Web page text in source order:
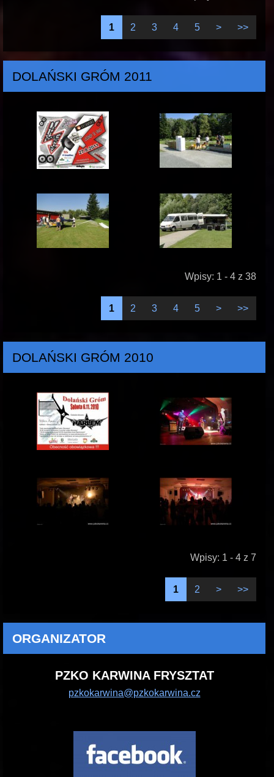
1 2 3 4 5 > >>
DOLAŃSKI GRÓM 2011
Wpisy: 1 - 4 z 38
1 2 3 4 5 > >>
DOLAŃSKI GRÓM 2010
Wpisy: 1 - 4 z 7
1 2 > >>
ORGANIZATOR
PZKO KARWINA FRYSZTAT
pzkokarwina@pzkokarwina.cz